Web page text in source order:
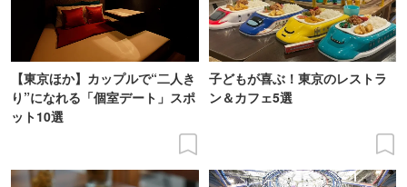
【東京ほか】カップルで“二人き
り”になれる「個室デート」スポ
ット10選
子どもが喜ぶ！東京のレストラ
ン＆カフェ5選